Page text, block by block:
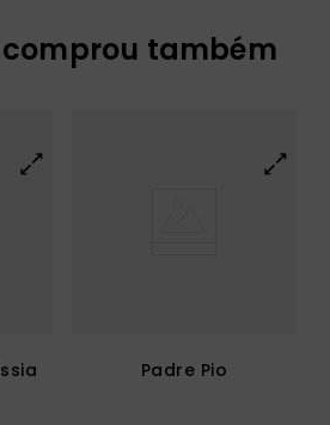
comprou também
Padre Pio